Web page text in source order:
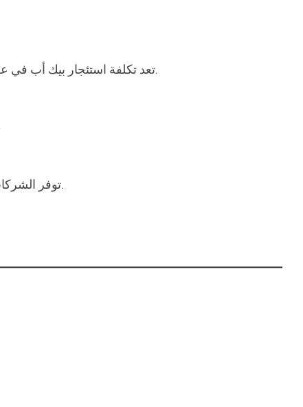
تعد تكلفة استئجار بيك أب في عجمان منخفضة مقارنة بالشاحنات الكبيرة أو خدمات النقل الخاصة، ما يجعلها خياراً مناسباً للأفراد وأصحاب المشاريع الصغيرة.
توفر الشركات إمكانية حجز فوري عبر الهاتف أو تطبيقات الهواتف الذكية، مع توفر الخدمة على مدار الساعة بما في ذلك العطل الرسمية.